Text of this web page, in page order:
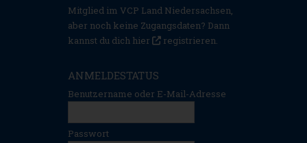
Mitglied im VCP Land Niedersachsen,
aber noch keine Zugangsdaten? Dann
kannst du dich hier
registrieren.
ANMELDESTATUS
Benutzername oder E-Mail-Adresse
Passwort